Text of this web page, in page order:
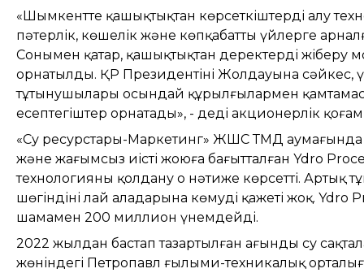
«Шымкентте қашықтықтан көрсеткіштерді алу
пәтерлік, көшелік және көпқабатты үйлерге
Сонымен қатар, қашықтықтан деректерді жіберу
орнатылды. ҚР Президентінің Жолдауына
тұтынушылары осындай құрылғылармен
есептегіштер орнатады», - деді акционерлік
«Су ресурстары-Маркетинг» ЖШС ТМД
және жағымсыз иісті жоюға бағытталған Ydro
технологияны қолдану оң нәтиже көрсетті. Артық
шөгіндіні лай алаңдарына көмудің қажеті жоқ. Ydro
шамамен 200 миллион үнемдейді.
2022 жылдан бастап тазартылған ағынды су
жөніндегі Петропавл ғылыми-техникалық